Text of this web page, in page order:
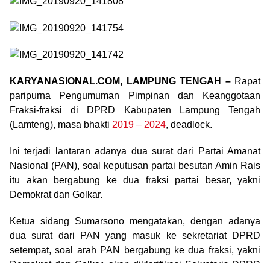
KARYANASIONAL.COM, LAMPUNG TENGAH –Rapat
paripurna Pengumuman Pimpinan dan Keanggotaan
Fraksi-fraksi di DPRD Kabupaten Lampung Tengah
(Lamteng), masa bhakti 2019 – 2024, deadlock.
Ini terjadi lantaran adanya dua surat dari Partai Amanat
Nasional (PAN), soal keputusan partai besutan Amin Rais
itu akan bergabung ke dua fraksi partai besar, yakni
Demokrat dan Golkar.
Ketua sidang Sumarsono mengatakan, dengan adanya
dua surat dari PAN yang masuk ke sekretariat DPRD
setempat, soal arah PAN bergabung ke dua fraksi, yakni